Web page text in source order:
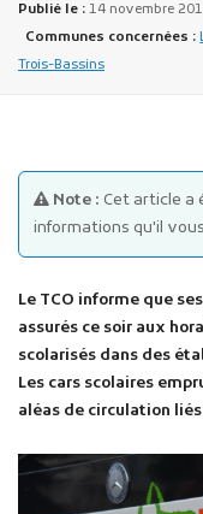
Publié le : 14 novembre
Communes concernées :
Trois-Bassins
Note : Cet article a
informations qu'il
Le TCO informe que
assurés ce soir aux
scolarisés dans des
Les cars scolaires
aléas de circulation